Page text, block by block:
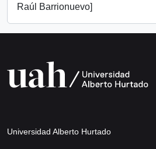
Raúl Barrionuevo]
Universidad Alberto Hurtado